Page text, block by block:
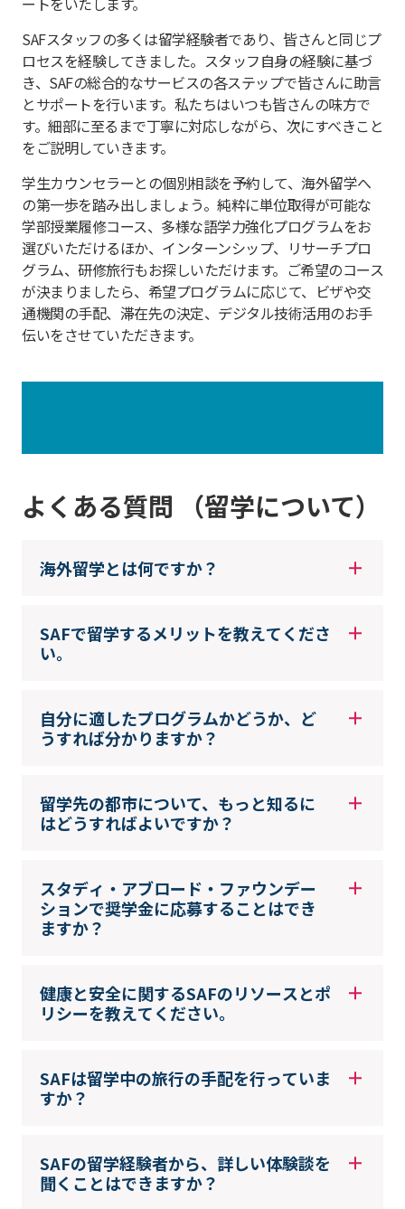
SAFスタッフの多くは留学経験者であり、皆さんと同じプ
ロセスを経験してきました。スタッフ自身の経験に基づ
き、SAFの総合的なサービスの各ステップで皆さんに助言
とサポートを行います。私たちはいつも皆さんの味方で
す。細部に至るまで丁寧に対応しながら、次にすべきこと
をご説明していきます。
学生カウンセラーとの個別相談を予約して、海外留学へ
の第一歩を踏み出しましょう。純粋に単位取得が可能な
学部授業履修コース、多様な語学力強化プログラムをお
選びいただけるほか、インターンシップ、リサーチプロ
グラム、研修旅行もお探しいただけます。ご希望のコース
が決まりましたら、希望プログラムに応じて、ビザや交
通機関の手配、滞在先の決定、デジタル技術活用のお手
伝いをさせていただきます。
よくある質問 （留学について）
海外留学とは何ですか？
SAFで留学するメリットを教えてくださ
い。
自分に適したプログラムかどうか、ど
うすれば分かりますか？
留学先の都市について、もっと知るに
はどうすればよいですか？
スタディ・アブロード・ファウンデー
ションで奨学金に応募することはでき
ますか？
健康と安全に関するSAFのリソースとポ
リシーを教えてください。
SAFは留学中の旅行の手配を行っていま
すか？
SAFの留学経験者から、詳しい体験談を
聞くことはできますか？